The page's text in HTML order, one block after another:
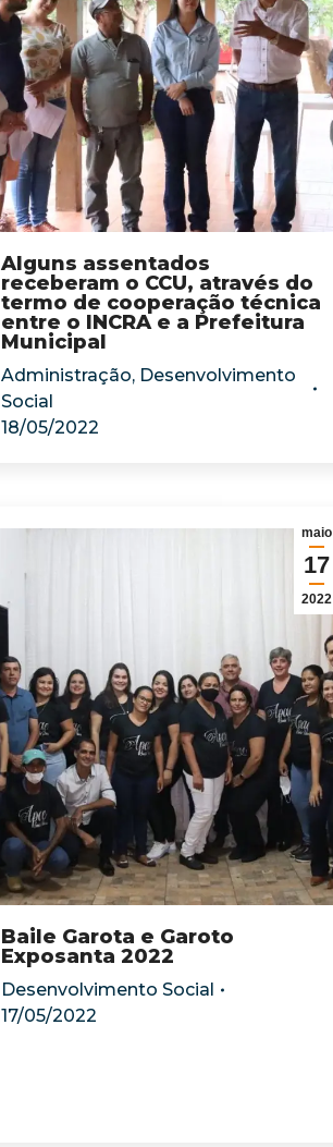
Alguns assentados
receberam o CCU, através do
termo de cooperação técnica
entre o INCRA e a Prefeitura
Municipal
Administração, Desenvolvimento
Social
18/05/2022
maio
17
2022
Baile Garota e Garoto
Exposanta 2022
Desenvolvimento Social
17/05/2022